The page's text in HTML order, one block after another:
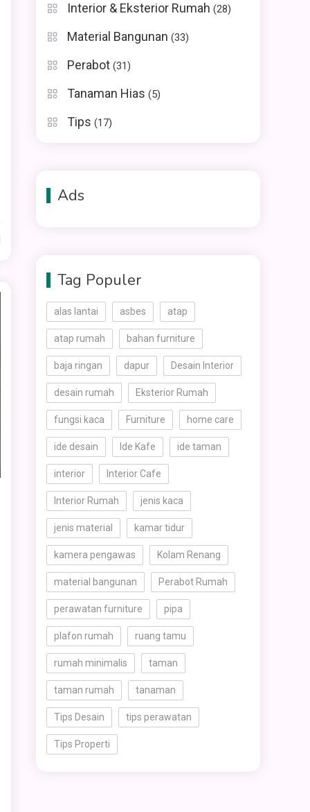
Interior & Eksterior Rumah (28)
Material Bangunan (33)
Perabot (31)
Tanaman Hias (5)
Tips (17)
Ads
Tag Populer
alas lantai asbes atap
atap rumah bahan furniture
baja ringan dapur Desain Interior
desain rumah Eksterior Rumah
fungsi kaca Furniture home care
ide desain Ide Kafe ide taman
interior Interior Cafe
Interior Rumah jenis kaca
jenis material kamar tidur
kamera pengawas Kolam Renang
material bangunan Perabot Rumah
perawatan furniture pipa
plafon rumah ruang tamu
rumah minimalis taman
taman rumah tanaman
Tips Desain tips perawatan
Tips Properti